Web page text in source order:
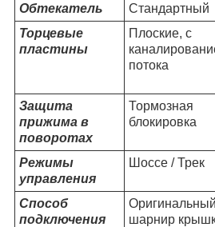
Обтекатель
Стандартный
Торцевые
пластины
Плоские, с
потока
Защита
прижима в
поворотах
Тормозная
блокировка
Режимы
управления
Шоссе / Трек
Способ
подключения
Оригинальный
шарнир